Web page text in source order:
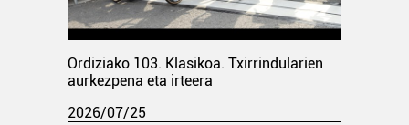
Ordiziako 103. Klasikoa. Txirrindularien
aurkezpena eta irteera
2026/07/25